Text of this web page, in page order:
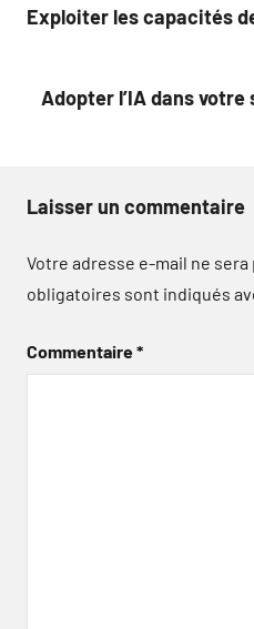
de
Exploiter les capacités
Adopter l’IA dans
Laisser un commentaire
Votre adresse e-mail ne sera
obligatoires sont indiqués
Commentaire*